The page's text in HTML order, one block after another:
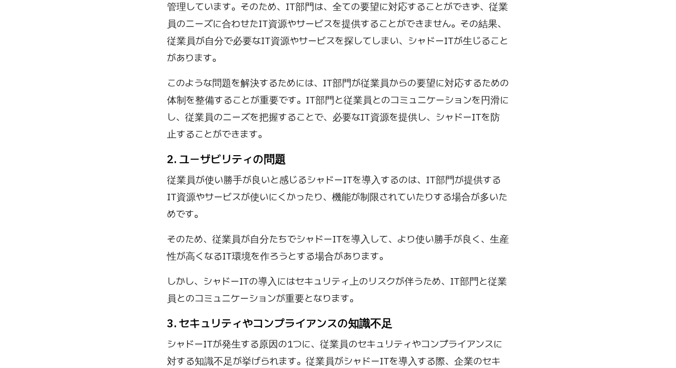
管理しています。そのため、IT部門は、全ての要望に対応することができず、従業
員のニーズに合わせたIT資源やサービスを提供することができません。その結果、
従業員が自分で必要なIT資源やサービスを探してしまい、シャドーITが生じること
があります。
このような問題を解決するためには、IT部門が従業員からの要望に対応するための
体制を整備することが重要です。IT部門と従業員とのコミュニケーションを円滑に
し、従業員のニーズを把握することで、必要なIT資源を提供し、シャドーITを防
止することができます。
2. ユーザビリティの問題
従業員が使い勝手が良いと感じるシャドーITを導入するのは、IT部門が提供する
IT資源やサービスが使いにくかったり、機能が制限されていたりする場合が多いた
めです。
そのため、従業員が自分たちでシャドーITを導入して、より使い勝手が良く、生産
性が高くなるIT環境を作ろうとする場合があります。
しかし、シャドーITの導入にはセキュリティ上のリスクが伴うため、IT部門と従業
員とのコミュニケーションが重要となります。
3. セキュリティやコンプライアンスの知識不足
シャドーITが発生する原因の1つに、従業員のセキュリティやコンプライアンスに
対する知識不足が挙げられます。従業員がシャドーITを導入する際、企業のセキ